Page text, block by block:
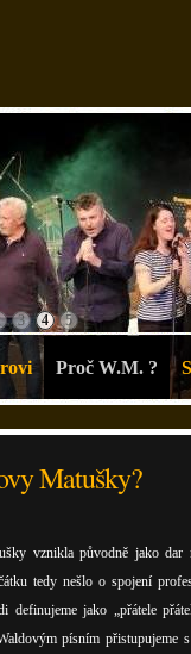
Proč W.M. ?
3 4 5
Matušky?
vznikla původně jako
tedy nešlo o spojení
definujeme jako „přátele
písním